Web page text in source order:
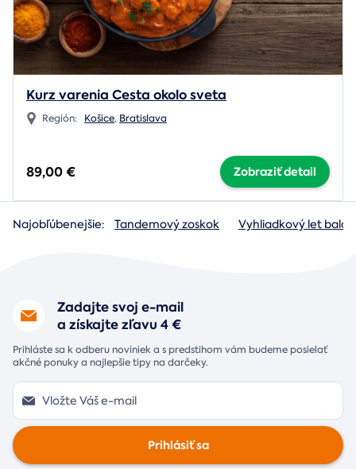
Kurz varenia Cesta okolo sveta
Región: Košice, Bratislava
89,00 € Zobraziť detail
Najobľúbenejšie: Tandemový zoskok Vyhliadkový let
Zadajte svoj e-mail
a získajte zľavu 4 €
Prihláste sa k odberu noviniek a s predstihom vám budeme posielať
akčné ponuky a najlepšie tipy na darčeky.
Prihlásiť sa